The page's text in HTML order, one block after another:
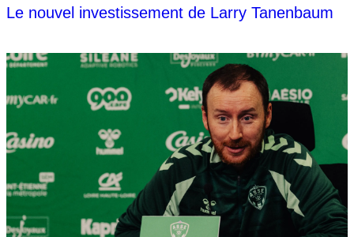
Le nouvel investissement de Larry Tanenbaum